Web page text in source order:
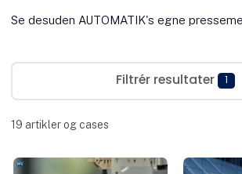
Se desuden AUTOMATIK's egne
Filtrér resultater 1
19 artikler og cases